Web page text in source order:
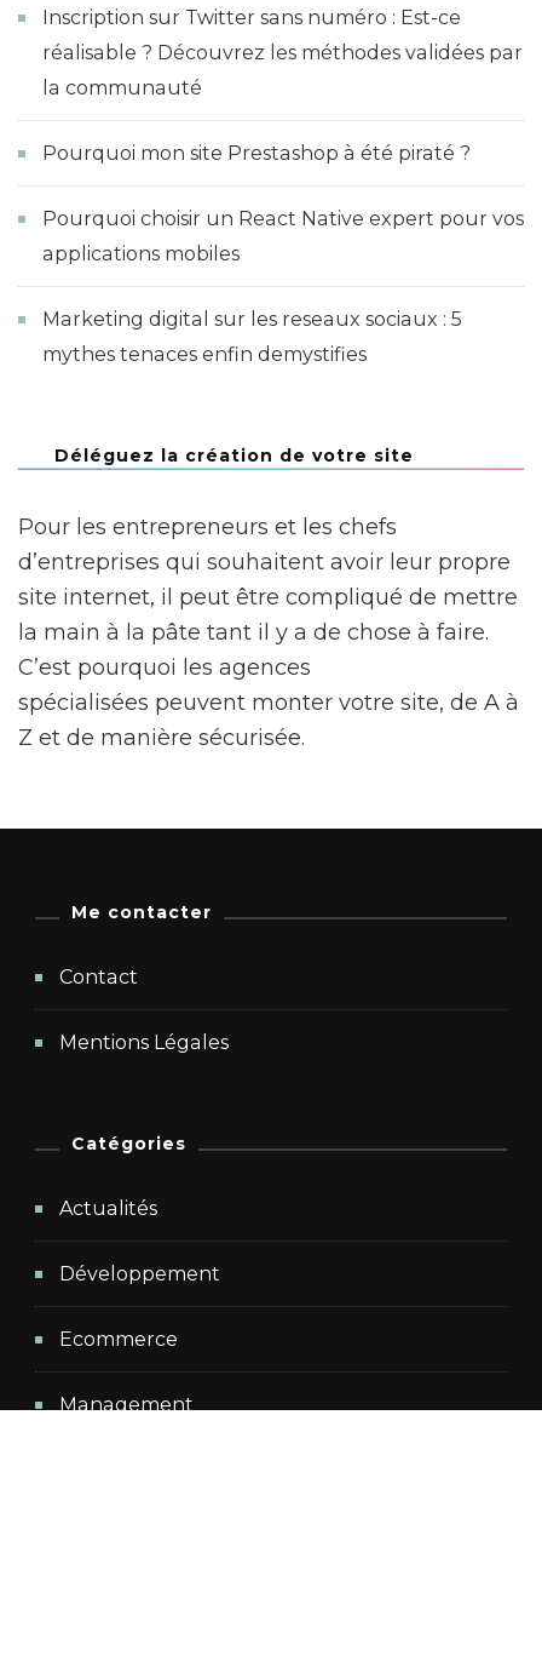
Inscription sur Twitter sans numéro : Est-ce
réalisable ? Découvrez les méthodes validées par
la communauté
Pourquoi mon site Prestashop à été piraté ?
Pourquoi choisir un React Native expert pour vos
applications mobiles
Marketing digital sur les reseaux sociaux : 5
mythes tenaces enfin demystifies
Déléguez la création de votre site
Pour les entrepreneurs et les chefs
d’entreprises qui souhaitent avoir leur propre
site internet, il peut être compliqué de mettre
la main à la pâte tant il y a de chose à faire.
C’est pourquoi les agences
spécialisées peuvent monter votre site, de A à
Z et de manière sécurisée.
Me contacter
Contact
Mentions Légales
Catégories
Actualités
Développement
Ecommerce
Management